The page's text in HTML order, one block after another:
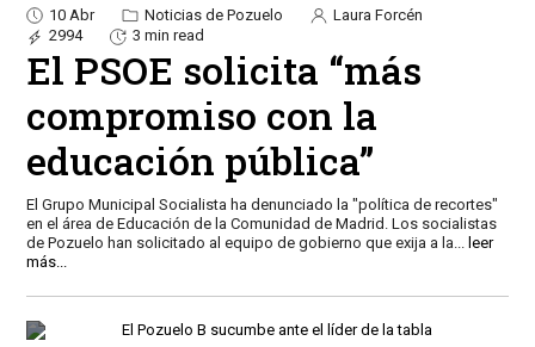
10 Abr Noticias de Pozuelo
Laura Forcén
2994
3 min read
El PSOE solicita “más
compromiso con la
educación pública”
El Grupo Municipal Socialista ha denunciado la "política de recortes"
en el área de Educación de la Comunidad de Madrid. Los socialistas
de Pozuelo han solicitado al equipo de gobierno que exija a la
leer
más...